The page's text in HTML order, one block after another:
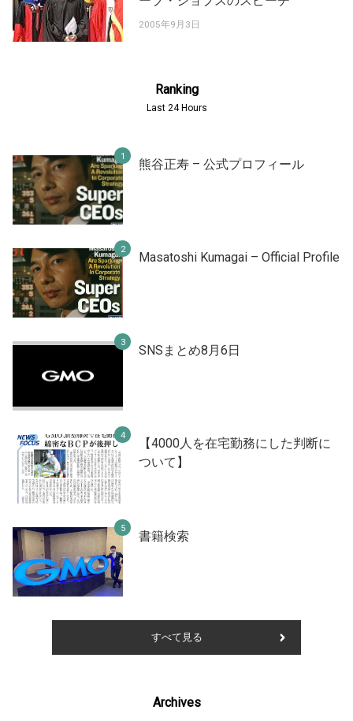
2005年9月3日
Ranking
Last 24 Hours
熊谷正寿 – 公式プロフィール
Masatoshi Kumagai – Official Profile
SNSまとめ8月6日
【4000人を在宅勤務にした判断に
ついて】
書籍検索
すべて見る
Archives